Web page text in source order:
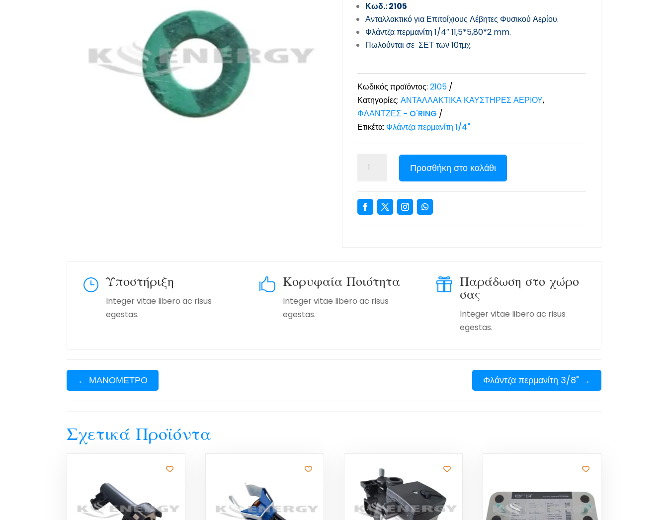
Κωδ.: 2105
Ανταλλακτικό για Επιτοίχιους Λέβητες Φυσικού Αερίου.
Φλάντζα περμανίτη 1/4″ 11,5*5,80*2 mm.
Πωλούνται σε ΣΕΤ των 10τμχ.
Προσθήκη στο καλάθι
Κωδικός προϊόντος:2105
Κατηγορίες:ΑΝΤΑΛΛΑΚΤΙΚΑ ΚΑΥΣΤΗΡΕΣ ΑΕΡΙΟΥ,
ΦΛΑΝΤΖΕΣ - O'RING
Ετικέτα: Φλάντζα περμανίτη 1/4"
} Υποστήριξη
Integer vitae libero ac risus
egestas.
 Κορυφαία Ποιότητα
Integer vitae libero ac risus
egestas.
 Παράδωση στο χώρο
σας
Integer vitae libero ac risus
egestas.
← ΜΑΝΟΜΕΤΡΟ Φλάντζα περμανίτη 3/8" →
Σχετικά Προϊόντα